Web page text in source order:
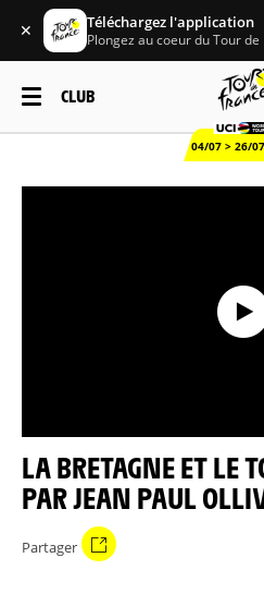
✕ Téléchargez l'application
Plongez au coeur du Tour de
CLUB
04/07 > 26/
LA BRETAGNE ET LE TOUR DE FRANCE
PAR JEAN PAUL
Partager